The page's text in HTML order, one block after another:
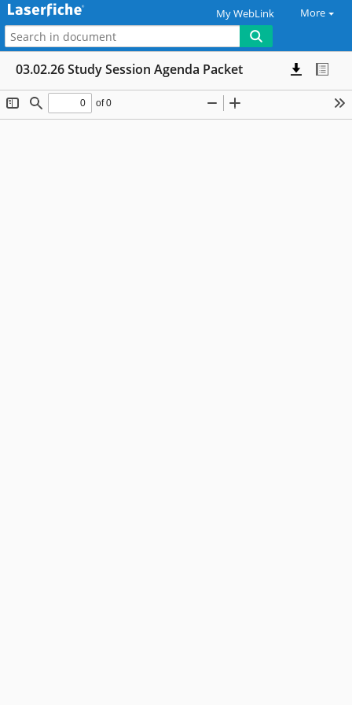
My WebLink More
03.02.26 Study Session Agenda Packet